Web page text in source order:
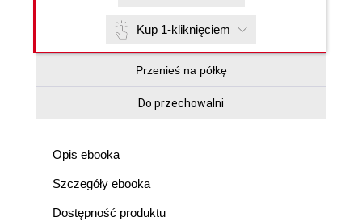
Kup 1-kliknięciem
Przenieś na półkę
Do przechowalni
Opis ebooka
Szczegóły ebooka
Dostępność produktu